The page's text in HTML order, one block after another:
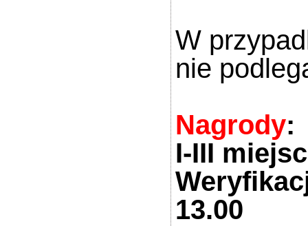
W
nie
Nagrody:
I-III
13.00